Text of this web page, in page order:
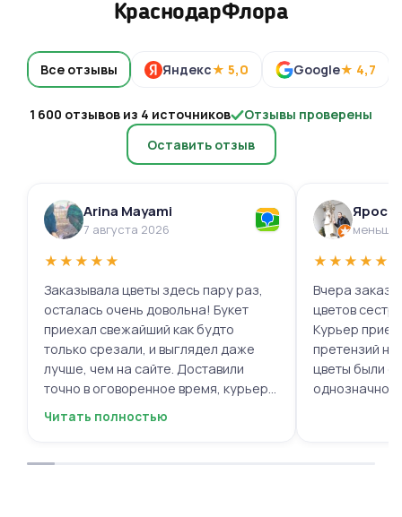
КраснодарФлора
Все отзывы Яндекс★ 5,0 Google★ 4,7
1 600 отзывов из 4 источников
Отзывы проверены
Оставить отзыв
Arina Mayami
7 августа 2026
★★★★★
Заказывала цветы здесь пару раз,
осталась очень довольна! Букет
приехал свежайший как будто
только срезали, и выглядел даже
лучше, чем на сайте. Доставили
точно в оговоренное время, курьер
вежливый, ещё и открытку с тёплыми
приятными. Однозначно буду
Читать полностью
меньше
★★★★★
Вчера
цветов
Курьер
претензий
цветы были
однозначно.